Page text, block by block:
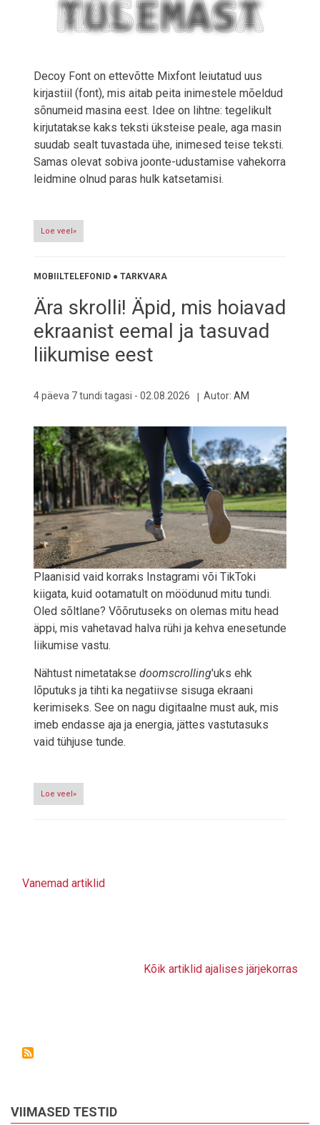
Decoy Font on ettevõtte Mixfont leiutatud uus
kirjastiil (font), mis aitab peita inimestele mõeldud
sõnumeid masina eest. Idee on lihtne: tegelikult
kirjutatakse kaks teksti üksteise peale, aga masin
suudab sealt tuvastada ühe, inimesed teise teksti.
Samas olevat sobiva joonte-udustamise vahekorra
leidmine olnud paras hulk katsetamisi.
Loe veel»
MOBIILTELEFONID ● TARKVARA
Ära skrolli! Äpid, mis hoiavad
ekraanist eemal ja tasuvad
liikumise eest
4 päeva 7 tundi tagasi - 02.08.2026 Autor: AM
Plaanisid vaid korraks Instagrami või TikToki
kiigata, kuid ootamatult on möödunud mitu tundi.
Oled sõltlane? Võõrutuseks on olemas mitu head
äppi, mis vahetavad halva rühi ja kehva enesetunde
liikumise vastu.
Nähtust nimetatakse doomscrolling'uks ehk
lõputuks ja tihti ka negatiivse sisuga ekraani
kerimiseks. See on nagu digitaalne must auk, mis
imeb endasse aja ja energia, jättes vastutasuks
vaid tühjuse tunde.
Loe veel»
Vanemad artiklid
Kõik artiklid ajalises järjekorras
VIIMASED TESTID